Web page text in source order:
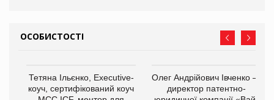
ОСОБИСТОСТІ
Тетяна Ільєнко, Executive-
коуч, сертифікований коуч
Олег Андрійович Івченко —
директор патентно-